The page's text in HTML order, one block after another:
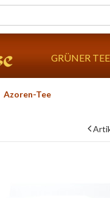
GRÜNER TEE
Azoren-Tee